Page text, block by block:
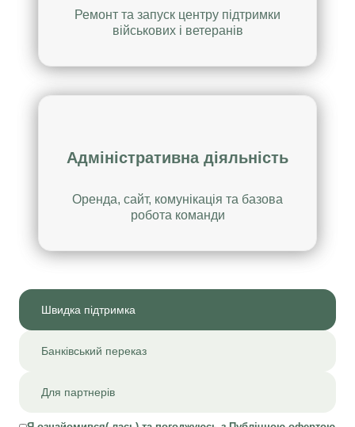
Ремонт та запуск центру підтримки
військових і ветеранів
Адміністративна діяльність
Оренда, сайт, комунікація та базова
робота команди
Швидка підтримка
Банківський переказ
Для партнерів